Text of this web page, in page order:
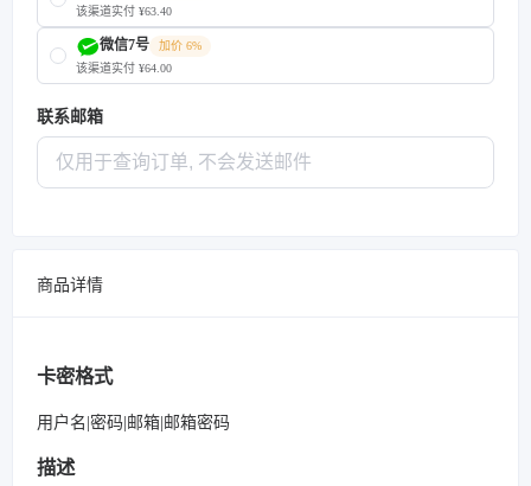
该渠道实付 ¥63.40
微信7号
加价 6%
该渠道实付 ¥64.00
联系邮箱
商品详情
卡密格式
用户名|密码|邮箱|邮箱密码
描述